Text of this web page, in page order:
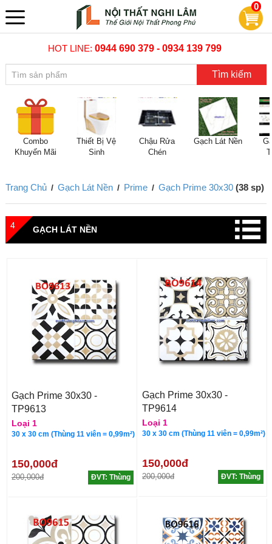
0
HOT LINE:0944 690 379 - 0934 139 799
Tìm kiếm
Combo
Khuyến Mãi
Thiết Bị Vệ
Sinh
Chậu Rửa
Chén
Gạch Lát Nền
Trang Chủ / Gạch Lát Nền / Prime / Gạch Prime 30x30 (38 sp)
4 GẠCH LÁT NỀN
Gạch Prime 30x30 -
TP9613
Loại 1
30 x 30 cm (Thùng 11 viên = 0,99m²)
150,000đ
200,000đ ĐVT: Thùng
Gạch Prime 30x30 -
TP9614
Loại 1
30 x 30 cm (Thùng 11 viên = 0,99m²)
150,000đ
200,000đ ĐVT: Thùng